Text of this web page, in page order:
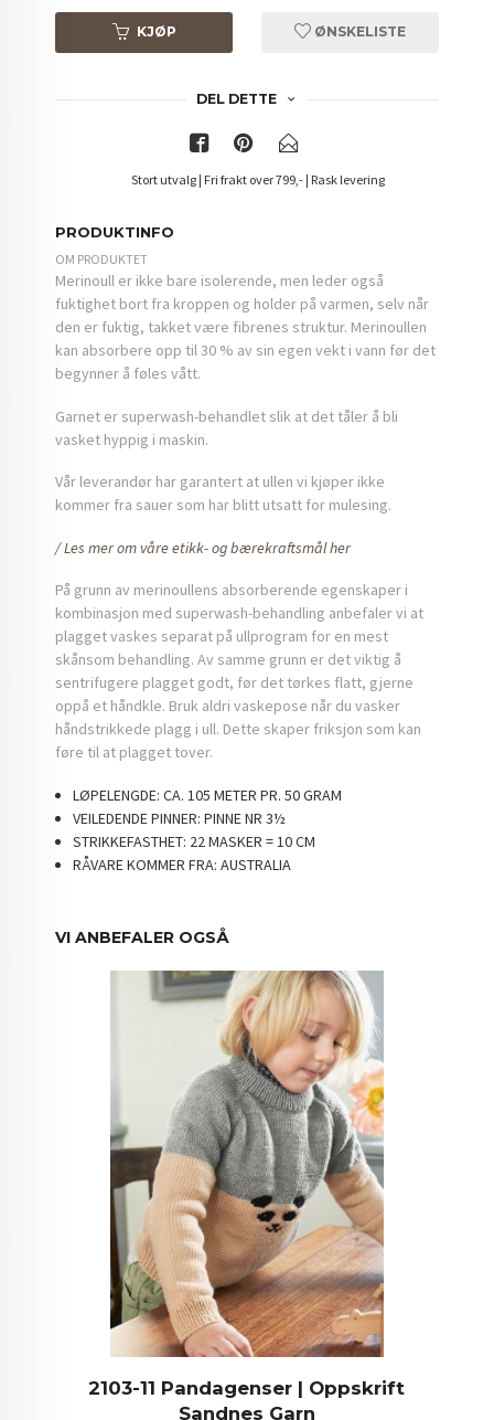
KJØP ØNSKELISTE
DEL DETTE
Stort utvalg | Fri frakt over 799,- | Rask levering
PRODUKTINFO
OM PRODUKTET
Merinoull er ikke bare isolerende, men leder også
fuktighet bort fra kroppen og holder på varmen, selv når
den er fuktig, takket være fibrenes struktur. Merinoullen
kan absorbere opp til 30 % av sin egen vekt i vann før det
begynner å føles vått.
Garnet er superwash-behandlet slik at det tåler å bli
vasket hyppig i maskin.
Vår leverandør har garantert at ullen vi kjøper ikke
kommer fra sauer som har blitt utsatt for mulesing.
/ Les mer om våre etikk- og bærekraftsmål her
På grunn av merinoullens absorberende egenskaper i
kombinasjon med superwash-behandling anbefaler vi at
plagget vaskes separat på ullprogram for en mest
skånsom behandling. Av samme grunn er det viktig å
sentrifugere plagget godt, før det tørkes flatt, gjerne
oppå et håndkle. Bruk aldri vaskepose når du vasker
håndstrikkede plagg i ull. Dette skaper friksjon som kan
føre til at plagget tover.
LØPELENGDE: CA. 105 METER PR. 50 GRAM
VEILEDENDE PINNER: PINNE NR 3½
STRIKKEFASTHET: 22 MASKER = 10 CM
RÅVARE KOMMER FRA: AUSTRALIA
VI ANBEFALER OGSÅ
2103-11 Pandagenser | Oppskrift
Sandnes Garn